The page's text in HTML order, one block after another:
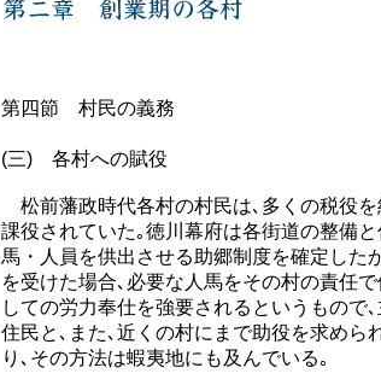
第四節 村民の義務
(三) 各村への賦役
松前藩政時代各村の村民は､多くの税役
課役されていた｡徳川幕府は各街道の整備
馬・人員を供出させる助郷制度を確定した
を受けた場合､必要な人馬をその村の責任
しての労力奉仕を強要されるというもので
住民と､また､近くの村にまで助役を求めら
り､その方法は蝦夷地にも及んでいる｡